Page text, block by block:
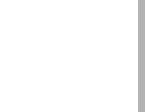
DELLA MAIELLA
6, GUARDIAGRELE (Ch)
CARAMANICO T. (Pe)